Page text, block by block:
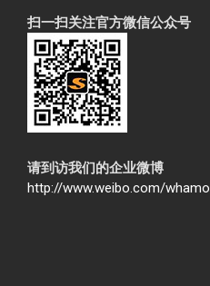
扫一扫关注官方微信公众号
请到访我们的企业微博
http://www.weibo.com/whamo